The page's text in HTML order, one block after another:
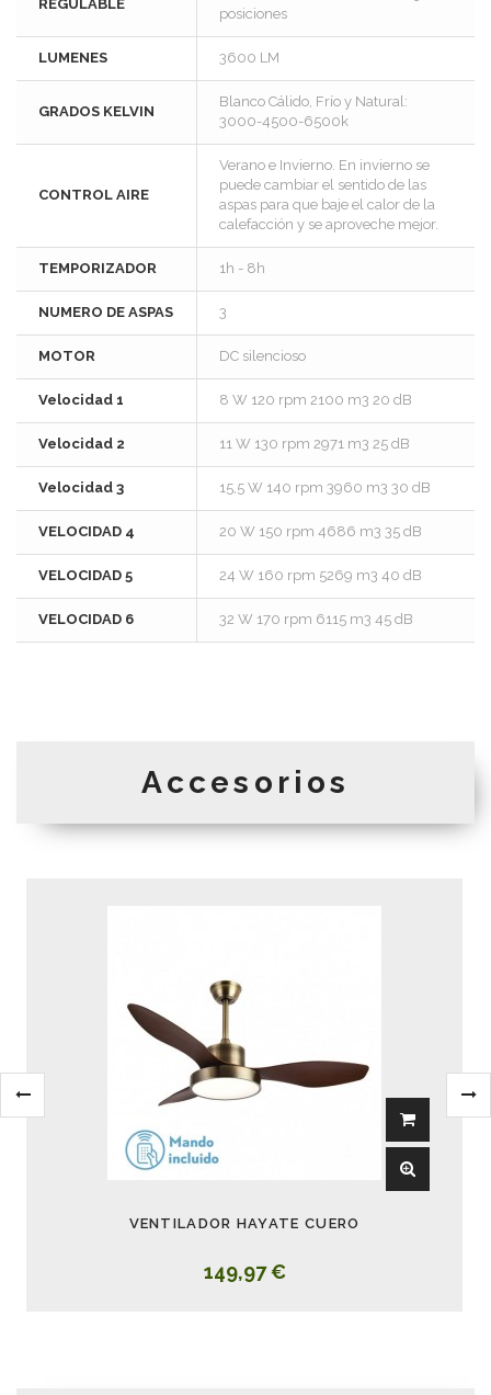
REGULABLE
posiciones
LUMENES 3600 LM
GRADOS KELVIN
Blanco Cálido, Frío y Natural:
3000-4500-6500k
CONTROL AIRE
Verano e Invierno. En invierno se
puede cambiar el sentido de las
aspas para que baje el calor de la
calefacción y se aproveche mejor.
TEMPORIZADOR 1h - 8h
NUMERO DE ASPAS 3
MOTOR DC silencioso
Velocidad 1 8 W 120 rpm 2100 m3 20 dB
Velocidad 2 11 W 130 rpm 2971 m3 25 dB
Velocidad 3 15,5 W 140 rpm 3960 m3 30 dB
VELOCIDAD 4 20 W 150 rpm 4686 m3 35 dB
VELOCIDAD 5 24 W 160 rpm 5269 m3 40 dB
VELOCIDAD 6 32 W 170 rpm 6115 m3 45 dB
Accesorios
VENTILADOR HAYATE CUERO
149,97 €